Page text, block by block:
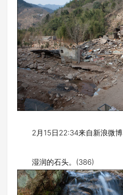
2月15日22:34来自新浪微博
湿润的石头。(386)